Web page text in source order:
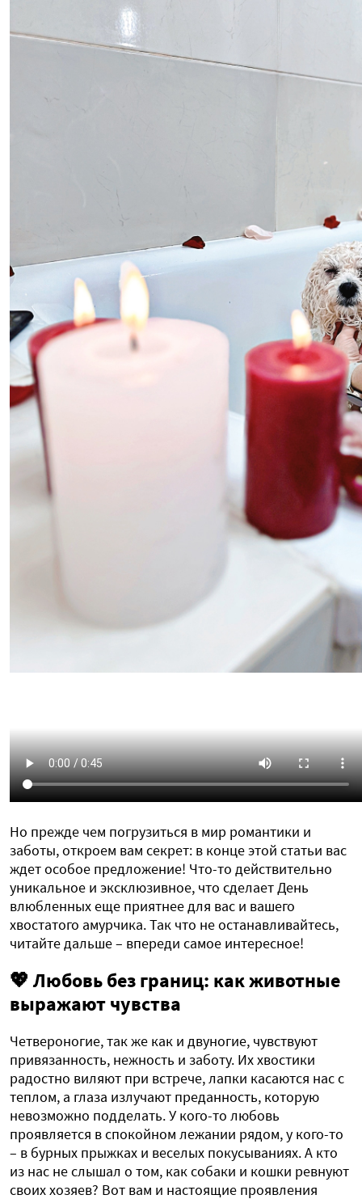
Но прежде чем погрузиться в мир романтики и
заботы, откроем вам секрет: в конце этой статьи вас
ждет особое предложение! Что-то действительно
уникальное и эксклюзивное, что сделает День
влюбленных еще приятнее для вас и вашего
хвостатого амурчика. Так что не останавливайтесь,
читайте дальше – впереди самое интересное!
💖Любовь без границ: как животные
выражают чувства
Четвероногие, так же как и двуногие, чувствуют
привязанность, нежность и заботу. Их хвостики
радостно виляют при встрече, лапки касаются нас с
теплом, а глаза излучают преданность, которую
невозможно подделать. У кого-то любовь
проявляется в спокойном лежании рядом, у кого-то
– в бурных прыжках и веселых покусываниях. А кто
из нас не слышал о том, как собаки и кошки ревнуют
своих хозяев? Вот вам и настоящие проявления